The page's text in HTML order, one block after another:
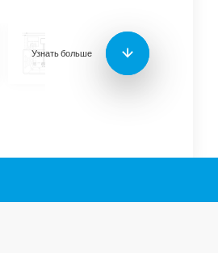
Узнать больше